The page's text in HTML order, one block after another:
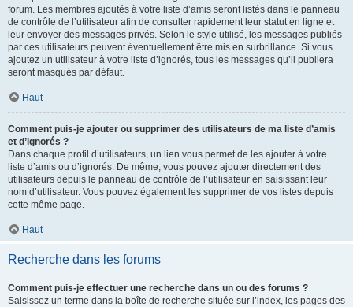
forum. Les membres ajoutés à votre liste d’amis seront listés dans le panneau
de contrôle de l’utilisateur afin de consulter rapidement leur statut en ligne et
leur envoyer des messages privés. Selon le style utilisé, les messages publiés
par ces utilisateurs peuvent éventuellement être mis en surbrillance. Si vous
ajoutez un utilisateur à votre liste d’ignorés, tous les messages qu’il publiera
seront masqués par défaut.
Haut
Comment puis-je ajouter ou supprimer des utilisateurs de ma liste d’amis
et d’ignorés ?
Dans chaque profil d’utilisateurs, un lien vous permet de les ajouter à votre
liste d’amis ou d’ignorés. De même, vous pouvez ajouter directement des
utilisateurs depuis le panneau de contrôle de l’utilisateur en saisissant leur
nom d’utilisateur. Vous pouvez également les supprimer de vos listes depuis
cette même page.
Haut
Recherche dans les forums
Comment puis-je effectuer une recherche dans un ou des forums ?
Saisissez un terme dans la boîte de recherche située sur l’index, les pages des